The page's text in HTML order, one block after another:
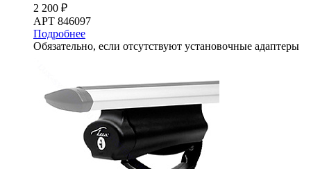
2 200 ₽
АРТ 846097
Подробнее
Обязательно, если отсутствуют установочные адаптеры